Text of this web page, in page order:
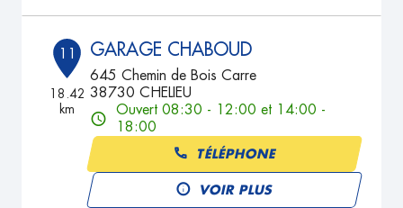
11
18.42
km
GARAGE CHABOUD
645 Chemin de Bois Carre
38730 CHELIEU
Ouvert 08:30 - 12:00 et 14:00 -
18:00
TÉLÉPHONE
VOIR PLUS